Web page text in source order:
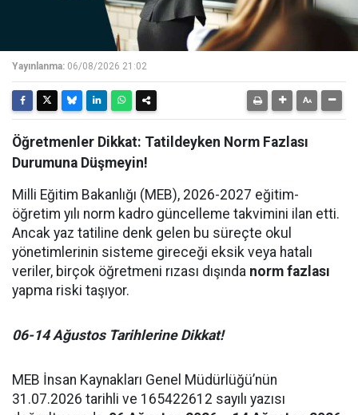
Yayınlanma: 06/08/2026 21:02
Öğretmenler Dikkat: Tatildeyken Norm Fazlası
Durumuna Düşmeyin!
Milli Eğitim Bakanlığı (MEB), 2026-2027 eğitim-
öğretim yılı norm kadro güncelleme takvimini ilan etti.
Ancak yaz tatiline denk gelen bu süreçte okul
yönetimlerinin sisteme gireceği eksik veya hatalı
veriler, birçok öğretmeni rızası dışında norm fazlası
yapma riski taşıyor.
06-14 Ağustos Tarihlerine Dikkat!
MEB İnsan Kaynakları Genel Müdürlüğü’nün
31.07.2026 tarihli ve 165422612 sayılı yazısı